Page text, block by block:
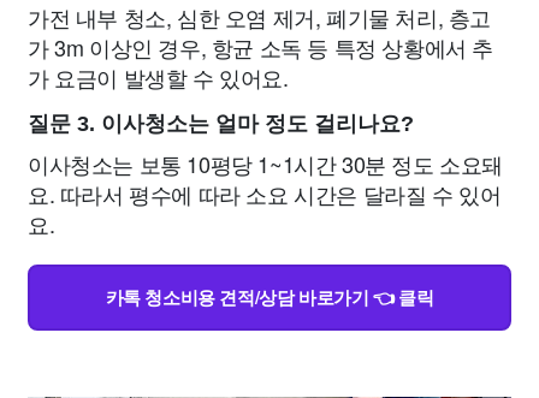
가전 내부 청소, 심한 오염 제거, 폐기물 처리, 층고
가 3m 이상인 경우, 항균 소독 등 특정 상황에서 추
가 요금이 발생할 수 있어요.
질문 3. 이사청소는 얼마 정도 걸리나요?
이사청소는 보통 10평당 1~1시간 30분 정도 소요돼
요. 따라서 평수에 따라 소요 시간은 달라질 수 있어
요.
카톡 청소비용 견적/상담 바로가기 👈 클릭